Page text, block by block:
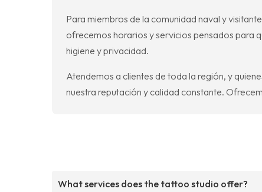
Para miembros de la comunidad naval y
ofrecemos horarios y servicios pensados para
higiene y privacidad.
Atendemos a clientes de toda la región, y
nuestra reputación y calidad constante.
What services does the tattoo studio offer?